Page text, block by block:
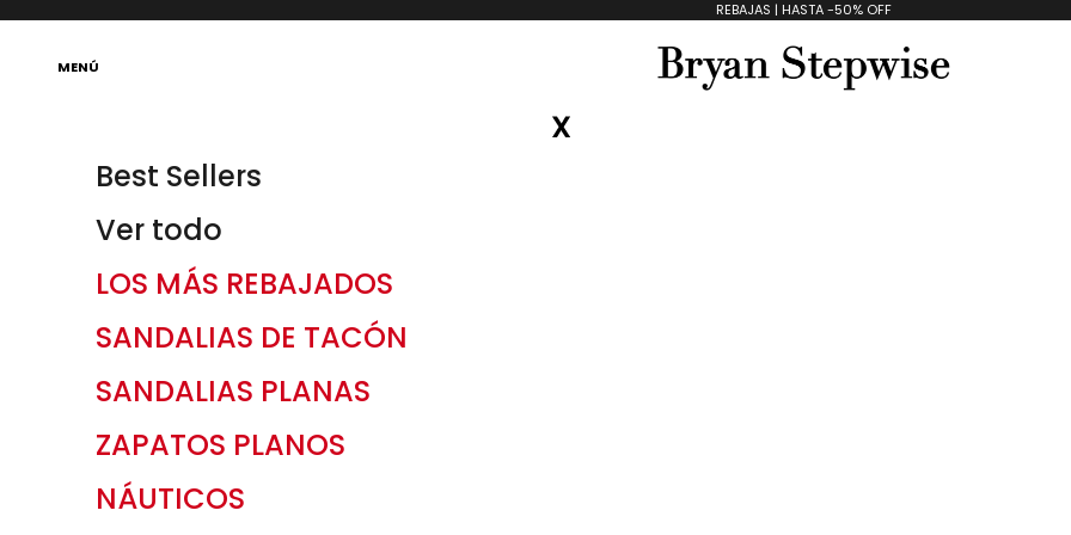
REBAJAS | HASTA -50% OFF
Bryan Stepwise
Abrir menú de navegación
MENÚ
Best Sellers
Ver todo
LOS MÁS REBAJADOS
SANDALIAS DE TACÓN
SANDALIAS PLANAS
ZAPATOS PLANOS
NÁUTICOS